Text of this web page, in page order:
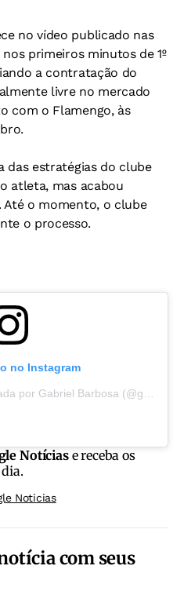
no vídeo publicado nas
primeiros minutos de 1º
a contratação do
livre no mercado
com o Flamengo, às
das estratégias do clube
atleta, mas acabou
Até o momento, o clube
o processo.
no Instagram
Uma publicação compartilhada por Gabriel Barbosa (@gabigol)
Notíciase receba os
Noticias
com seus